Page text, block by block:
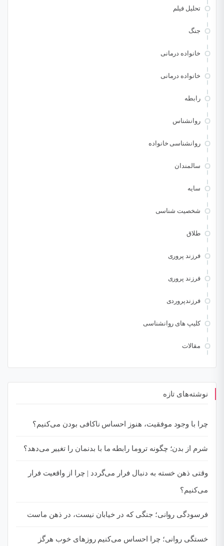
تحلیل فیلم
جنگ
خانواده درمانی
خانواده درمانی
رابطه
روانشناس
روانشناسی خانواده
سالمندان
سایه
شخصیت شناسی
طلاق
فرزند پروری
فرزند پروری
فرزندپروردی
کلیپ های روانشناسی
مقالات
نوشته‌های تازه
چرا با وجود موفقیت، هنوز احساس ناکافی بودن می‌کنیم؟
شرم از بدن؛ چگونه تروما رابطه ما با بدنمان را تغییر می‌دهد؟
وقتی ذهن خسته به دنبال فرار می‌گردد | چرا از واقعیت فرار
می‌کنیم؟
فرسودگی روانی؛ جنگی که در خیابان نیست، در ذهن ماست
خستگی روانی؛ چرا احساس می‌کنیم روزهای خوب هرگز